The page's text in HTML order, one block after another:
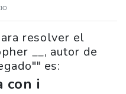
resolver el
__, autor de
es:
con i